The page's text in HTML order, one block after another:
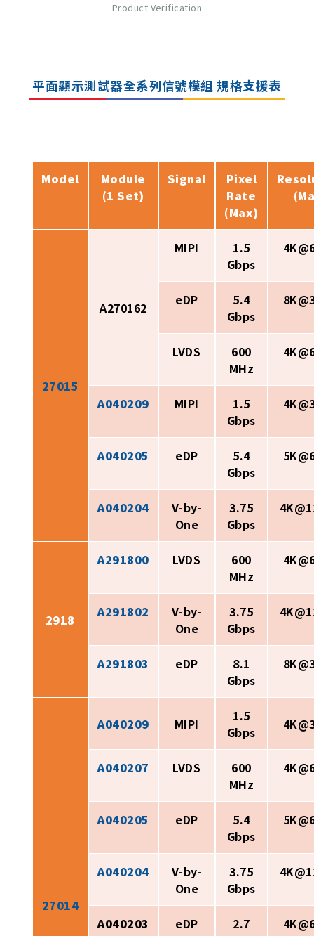
Product Verification
平面顯示測試器全系列信號模組 規格支援表
Model
Module
(1 Set)
Signal
Pixel
Rate
(Max)
27015
A270162
MIPI
1.5
Gbps
eDP
5.4
Gbps
LVDS
600
MHz
A040209 MIPI
1.5
Gbps
A040205 eDP
5.4
Gbps
A040204
V-by-
One
3.75
Gbps
2918
A291800 LVDS
600
MHz
A291802
V-by-
One
3.75
Gbps
A291803 eDP
8.1
Gbps
27014
A040209 MIPI
1.5
Gbps
A040207 LVDS
600
MHz
A040205 eDP
5.4
Gbps
A040204
V-by-
One
3.75
Gbps
A040203 eDP
2.7